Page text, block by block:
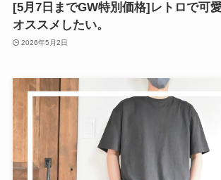
[5月7日までGW特別価格]レトロで可
オススメしたい。
2026年5月2日